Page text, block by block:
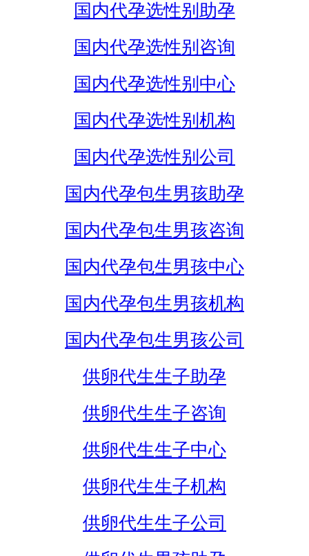
国内代孕选性别助孕
国内代孕选性别咨询
国内代孕选性别中心
国内代孕选性别机构
国内代孕选性别公司
国内代孕包生男孩助孕
国内代孕包生男孩咨询
国内代孕包生男孩中心
国内代孕包生男孩机构
国内代孕包生男孩公司
供卵代生生子助孕
供卵代生生子咨询
供卵代生生子中心
供卵代生生子机构
供卵代生生子公司